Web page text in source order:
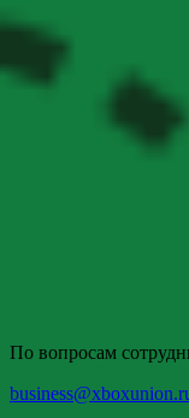
По вопросам